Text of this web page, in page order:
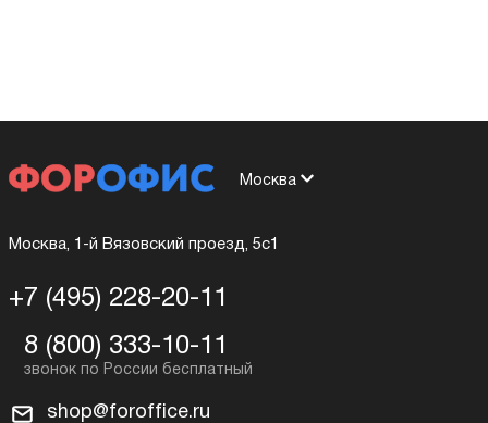
Москва
Москва, 1-й Вязовский проезд, 5с1
+7 (495) 228-20-11
8 (800) 333-10-11
shop@foroffice.ru